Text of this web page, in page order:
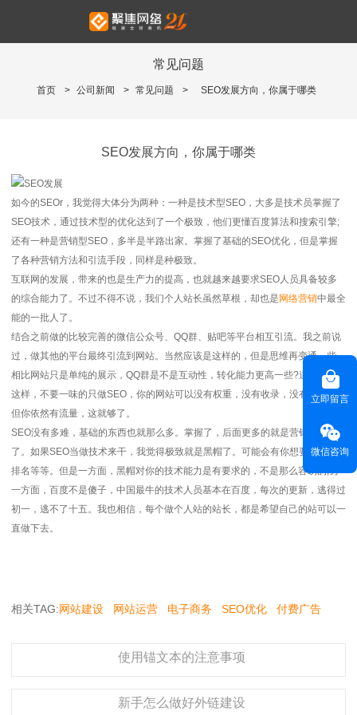
常见问题
首页 > 公司新闻 > 常见问题 > SEO发展方向，你属于哪类
SEO发展方向，你属于哪类
如今的SEOr，我觉得大体分为两种：一种是技术型SEO，大多是技术员掌握了
SEO技术，通过技术型的优化达到了一个极致，他们更懂百度算法和搜索引擎;
还有一种是营销型SEO，多半是半路出家。掌握了基础的SEO优化，但是掌握
了各种营销方法和引流手段，同样是种极致。
互联网的发展，带来的也是生产力的提高，也就越来越要求SEO人员具备较多
的综合能力了。不过不得不说，我们个人站长虽然草根，却也是 网络营销中最全
能的一批人了。
结合之前做的比较完善的微信公众号、QQ群、贴吧等平台相互引流。我之前说
过，做其他的平台最终引流到网站。当然应该是这样的，但是思维再变通一些，
相比网站只是单纯的展示，QQ群是不是互动性，转化能力更高一些?道理就是
这样，不要一味的只做SEO，你的网站可以没有权重，没有收录，没有排名，
但你依然有流量，这就够了。
SEO没有多难，基础的东西也就那么多。掌握了，后面更多的就是营销思维
了。如果SEO当做技术来干，我觉得极致就是黑帽了。可能会有你想要的快速
排名等等。但是一方面，黑帽对你的技术能力是有要求的，不是那么容易的;另
一方面，百度不是傻子，中国最牛的技术人员基本在百度，每次的更新，逃得过
初一，逃不了十五。我也相信，每个做个人站的站长，都是希望自己的站可以一
直做下去。
相关TAG:网站建设 网站运营 电子商务 SEO优化 付费广告
使用锚文本的注意事项
新手怎么做好外链建设
立即留言
微信咨询